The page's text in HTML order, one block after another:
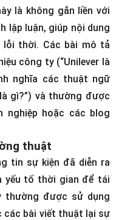
là không gắn liền với
lập luận, giúp nội dung
lỗi thời. Các bài mô tả
công ty (“Unilever là
nghĩa các thuật ngữ
gì?”) và thường được
nghiệp hoặc các blog
thuật
tin sự kiện đã diễn ra
yếu tố thời gian để tái
thường được sử dụng
các bài viết thuật lại sự